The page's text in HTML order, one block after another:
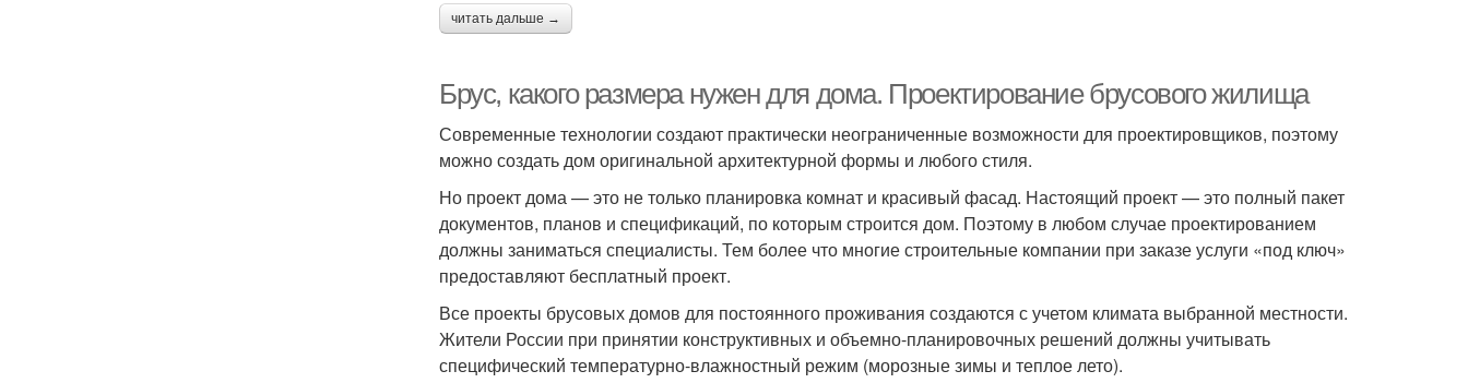
читать дальше →
Брус, какого размера нужен для дома. Проектирование брусового жилища
Современные технологии создают практически неограниченные возможности для проектировщиков, поэтому
можно создать дом оригинальной архитектурной формы и любого стиля.
Но проект дома — это не только планировка комнат и красивый фасад. Настоящий проект — это полный пакет
документов, планов и спецификаций, по которым строится дом. Поэтому в любом случае проектированием
должны заниматься специалисты. Тем более что многие строительные компании при заказе услуги «под ключ»
предоставляют бесплатный проект.
Все проекты брусовых домов для постоянного проживания создаются с учетом климата выбранной местности.
Жители России при принятии конструктивных и объемно-планировочных решений должны учитывать
специфический температурно-влажностный режим (морозные зимы и теплое лето).